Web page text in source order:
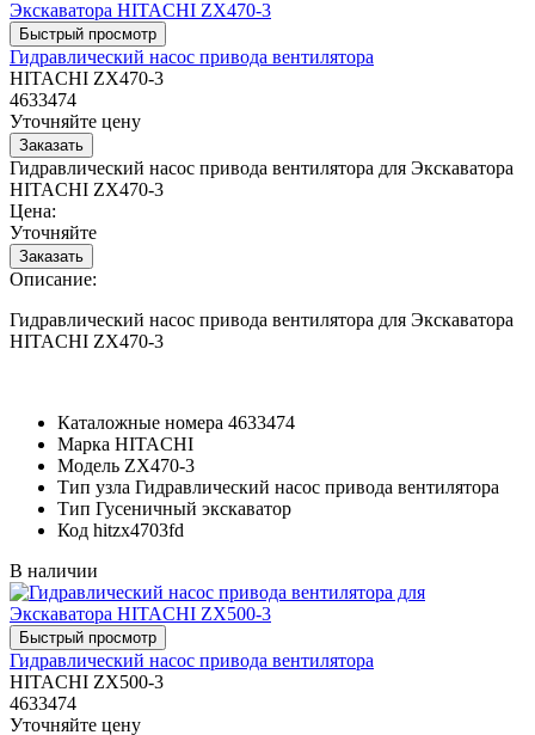
Гидравлический насос привода вентилятора
HITACHI ZX470-3
4633474
Уточняйте цену
Гидравлический насос привода вентилятора для Экскаватора
HITACHI ZX470-3
Цена:
Уточняйте
Описание:
Гидравлический насос привода вентилятора для Экскаватора
HITACHI ZX470-3
Каталожные номера 4633474
Марка HITACHI
Модель ZX470-3
Тип узла Гидравлический насос привода вентилятора
Тип Гусеничный экскаватор
Код hitzx4703fd
В наличии
Гидравлический насос привода вентилятора
HITACHI ZX500-3
4633474
Уточняйте цену